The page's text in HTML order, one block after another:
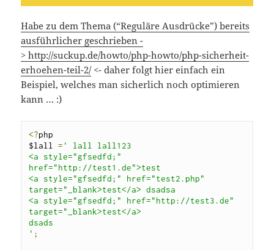
Habe zu dem Thema (“Reguläre Ausdrücke”) bereits
ausführlicher geschrieben -
>http://suckup.de/howto/php-howto/php-sicherheit-
erhoehen-teil-2/<- daher folgt hier einfach ein
Beispiel, welches man sicherlich noch optimieren
kann … :)
<?php
$lall = ' lall lall123
<a style="gfsedfd;"
href="http://test1.de">test
<a style="gfsedfd;" href="test2.php"
target="_blank>test</a> dsadsa
<a style="gfsedfd;" href="http://test3.de"
target="_blank>test</a>
dsads
' ;